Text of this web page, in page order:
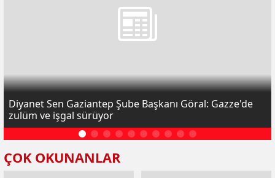
Diyanet Sen Gaziantep Şube Başkanı Göral: Gazze'de
zulüm ve işgal sürüyor
ÇOK OKUNANLAR